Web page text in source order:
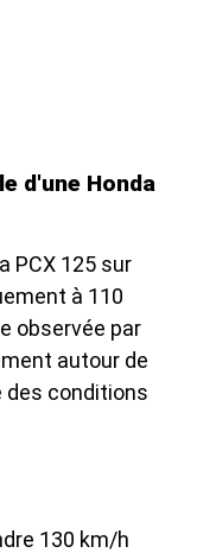
d'une Honda
PCX 125 sur
à 110
observée par
autour de
des conditions
130 km/h